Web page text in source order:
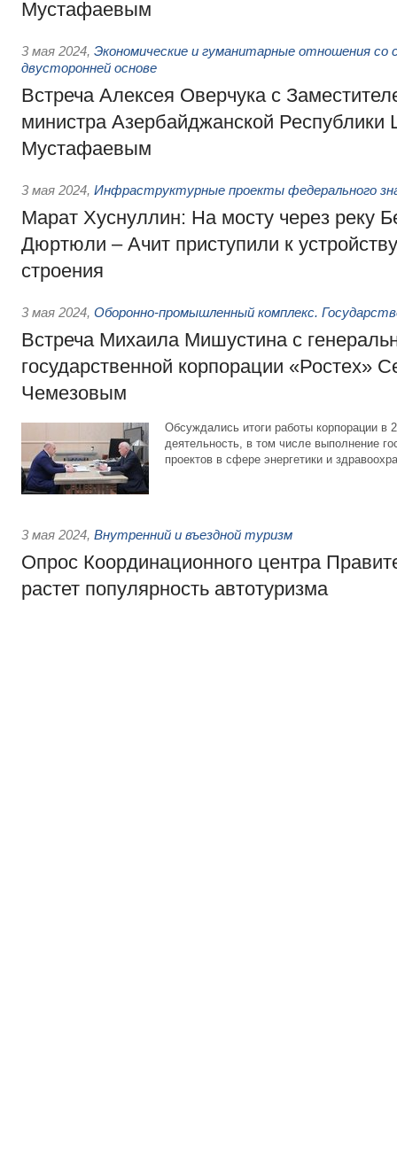
Мустафаевым
3 мая 2024, Экономические и гуманитарные отношения со
двусторонней основе
Встреча Алексея Оверчука с
министра Азербайджанской
Мустафаевым
3 мая 2024, Инфраструктурные проекты федерального
Марат Хуснуллин: На мосту через реку
Дюртюли – Ачит приступили к
строения
3 мая 2024, Оборонно-промышленный комплекс.
Встреча Михаила Мишустина с
государственной корпорации «Ростех»
Чемезовым
Обсуждались итоги работы корпорации в
деятельность, в том числе выполнение
проектов в сфере энергетики и
3 мая 2024, Внутренний и въездной туризм
Опрос Координационного центра
растет популярность автотуризма